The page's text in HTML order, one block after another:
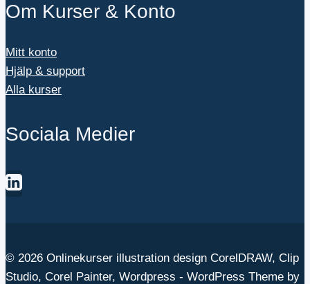
Om Kurser & Konto
Mitt konto
Hjälp & support
Alla kurser
Sociala Medier
© 2026 Onlinekurser illustration design CorelDRAW, Clip
Studio, Corel Painter, Wordpress - WordPress Theme by